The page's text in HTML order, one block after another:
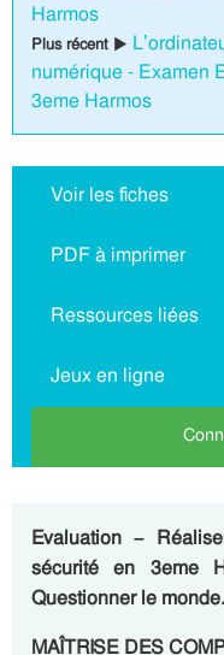
Harmos
Plus récent ▶
numérique - Examen
3eme Harmos
Voir les fiches
PDF à imprimer
Ressources liées
Jeux en ligne
Evaluation –
sécurité en 3eme
Questionner le monde.
MAÎTRISE DES